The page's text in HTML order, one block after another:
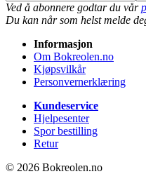
Ved å abonnere godtar du vår
Du kan når som helst melde
Informasjon
Om Bokreolen.no
Kjøpsvilkår
Personvernerklæring
Kundeservice
Hjelpesenter
Spor bestilling
Retur
© 2026 Bokreolen.no